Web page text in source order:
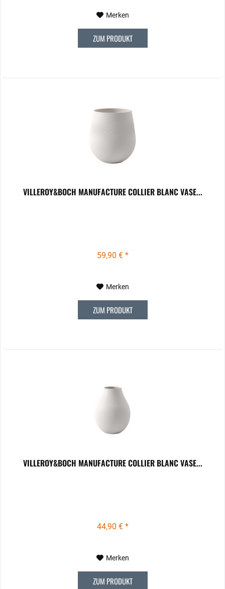
Merken
ZUM PRODUKT
VILLEROY&BOCH MANUFACTURE COLLIER BLANC VASE...
59,90 € *
Merken
ZUM PRODUKT
VILLEROY&BOCH MANUFACTURE COLLIER BLANC VASE...
44,90 € *
Merken
ZUM PRODUKT